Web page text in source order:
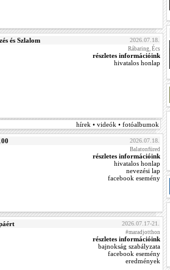
és Szlalom 2026.07.18.
Rábaring, Écs
részletes információink
hivatalos honlap
hírek • videók • fotóalbumok
2026.07.18.
Balatonfüred
részletes információink
hivatalos honlap
nevezési lap
facebook esemény
2026.07.17-21.
#maradjotthon
részletes információink
bajnokság szabályzata
facebook esemény
eredmények